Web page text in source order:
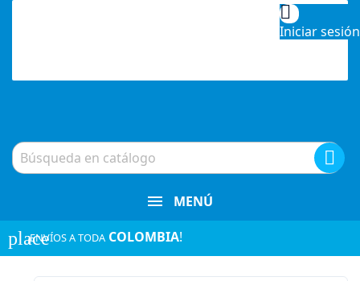


Iniciar sesión
MENÚ
place¡ENVÍOS A TODA COLOMBIA!